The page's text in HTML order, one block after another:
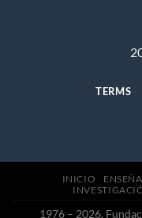
TERMS
INICIO
1976 – 2026.